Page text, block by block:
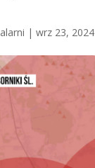
|wrz 23, 2024